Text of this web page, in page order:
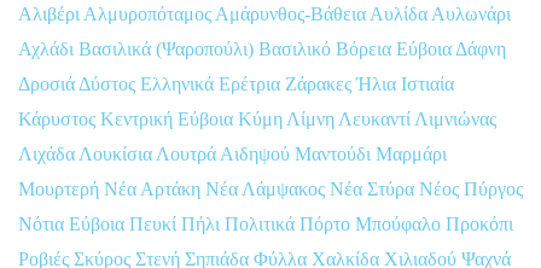
Αλιβέρι Αλμυροπόταμος Αμάρυνθος-Βάθεια Αυλίδα Αυλωνάρι
Αχλάδι Βασιλικά (Ψαροπούλι) Βασιλικό Βόρεια Εύβοια Δάφνη
Δροσιά Δύστος Ελληνικά Ερέτρια ΖάρακεςΉλια Ιστιαία
Κάρυστος Κεντρική Εύβοια Κύμη Λίμνη Λευκαντί Λιμνιώνας
Λιχάδα Λουκίσια Λουτρά Αιδηψού Μαντούδι Μαρμάρι
Μουρτερή Νέα Αρτάκη Νέα Λάμψακος Νέα Στύρα Νέος Πύργος
Νότια Εύβοια Πευκί Πήλι Πολιτικά Πόρτο Μπούφαλο Προκόπι
Ροβιές Σκύρος Στενή Σηπιάδα Φύλλα Χαλκίδα Χιλιαδού Ψαχνά